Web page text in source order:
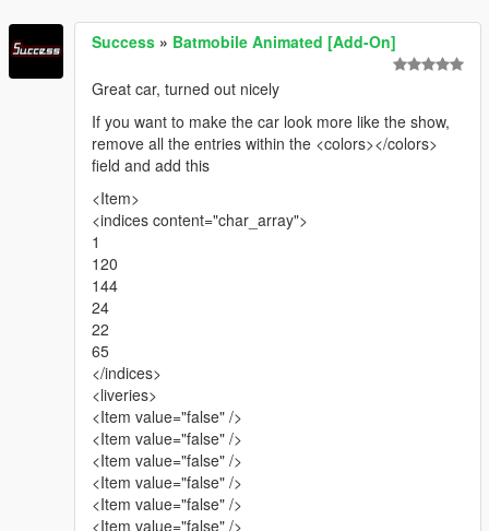
Success » Batmobile Animated [Add-On]
Great car, turned out nicely
If you want to make the car look more like the show,
remove all the entries within the <colors></colors>
field and add this
<Item>
<indices content="char_array">
1
120
144
24
22
65
</indices>
<liveries>
<Item value="false" />
<Item value="false" />
<Item value="false" />
<Item value="false" />
<Item value="false" />
<Item value="false" />